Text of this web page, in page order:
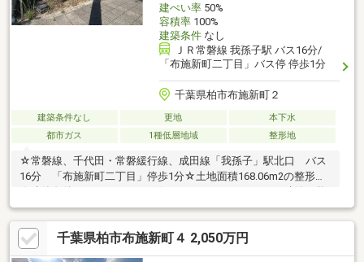
建ぺい率50%
容積率100%
建築条件なし
ＪＲ常磐線 我孫子駅 バス16分/
「布施新町二丁目」バス停 停歩1分
千葉県柏市布施新町２
建築条件なし 更地
本下水
都市ガス
1種低層地域 整形地
☆常磐線、千代田・常磐緩行線、成田線「我孫子」駅北口 バス
16分 「布施新町二丁目」停歩1分☆土地面積168.06m2の整形地
です☆南西幅員約8mの公道に面す☆閑静な住環境の第一種低層住
居専用地域☆公営水道・本下水・都市ガス注意：駅からの距離
は、社内システムを参照して入力しております。実際の体感距離
は必ずお客様ご自身でもお確かめ頂きたく願います。80mにつき1
千葉県柏市布施新町４ 2,050万円